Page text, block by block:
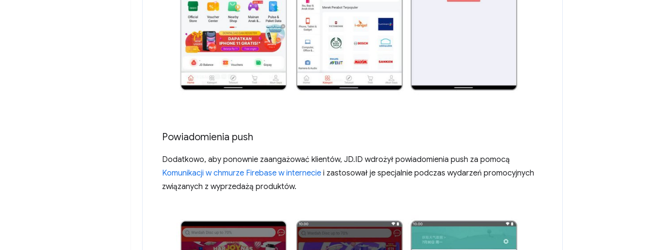
Powiadomienia push
Dodatkowo, aby ponownie zaangażować klientów, JD.ID wdrożył powiadomienia push za pomocą
Komunikacji w chmurze Firebase w internecie i zastosował je specjalnie podczas wydarzeń promocyjnych
związanych z wyprzedażą produktów.